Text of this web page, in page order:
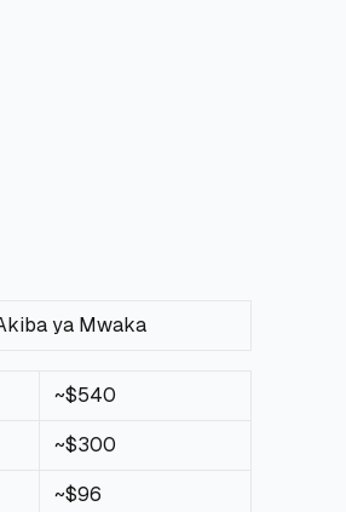
ya Mwaka
~$540
~$300
~$96